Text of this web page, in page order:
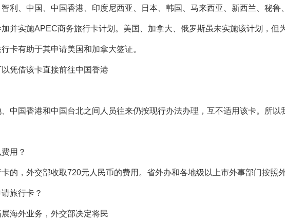
利、中国、中国香港、印度尼西亚、日本、韩国、马来西亚、新西兰、秘
并实施APEC商务旅行卡计划。美国、加拿大、俄罗斯虽未实施该计划，但
卡有助于其申请美国和加拿大签证。
凭借该卡直接前往中国香港
中国香港和中国台北之间人员往来仍按现行办法办理，互不适用该卡。所以
用？
的，外交部收取720元人民币的费用。省外办和各地级以上市外事部门按照
旅行卡？
海外业务，外交部决定将民